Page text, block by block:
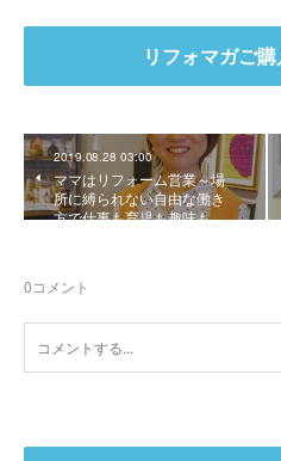
リフォマガご
2019.08.28 03:00
ママはリフォーム営業～場
所に縛られない自由な働き
方で仕事も育児も趣味も…
0コメント